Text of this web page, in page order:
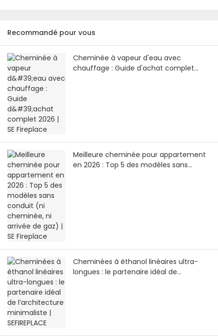
Recommandé pour vous
Cheminée à vapeur d'eau avec
chauffage : Guide d'achat complet
Meilleure cheminée pour appartement
en 2026 : Top 5 des modèles sans
Cheminées à éthanol linéaires ultra-
longues : le partenaire idéal de